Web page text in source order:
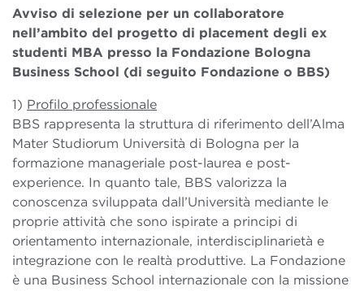
Avviso di selezione per un collaboratore
nell’ambito del progetto di placement degli ex
studenti MBA presso la Fondazione Bologna
Business School (di seguito Fondazione o BBS)
1) Profilo professionale
BBS rappresenta la struttura di riferimento dell’Alma
Mater Studiorum Università di Bologna per la
formazione manageriale post-laurea e post-
experience. In quanto tale, BBS valorizza la
conoscenza sviluppata dall’Università mediante le
proprie attività che sono ispirate a principi di
orientamento internazionale, interdisciplinarietà e
integrazione con le realtà produttive. La Fondazione
è una Business School internazionale con la missione